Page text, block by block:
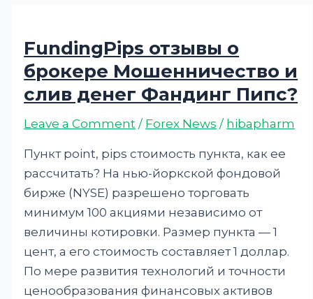
FundingPips отзывы о
брокере Мошенничество и
слив денег Фандинг Пипс?
Leave a Comment / Forex News / hibapharm
Пункт point, pips стоимость пункта, как ее
рассчитать? На нью-йоркской фондовой
бирже (NYSE) разрешено торговать
минимум 100 акциями независимо от
величины котировки. Размер пункта — 1
цент, а его стоимость составляет 1 доллар.
По мере развития технологий и точности
ценообразования финансовых активов